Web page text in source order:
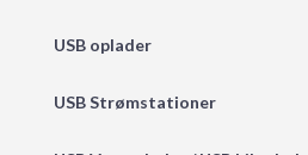
USB oplader
USB Strømstationer